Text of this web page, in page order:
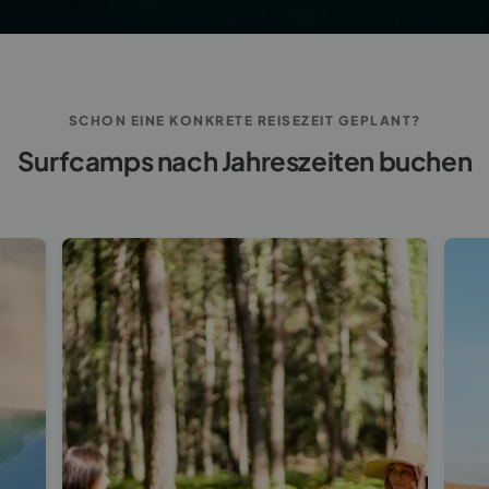
SCHON EINE KONKRETE REISEZEIT GEPLANT?
Surfcamps nach Jahreszeiten buchen